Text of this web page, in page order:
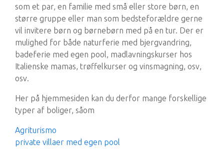
som et par, en familie med små eller store børn, en
større gruppe eller man som bedsteforældre gerne
vil invitere børn og børnebørn med på en tur. Der er
mulighed for både naturferie med bjergvandring,
badeferie med egen pool, madlavningskurser hos
Italienske mamas, trøffelkurser og vinsmagning, osv,
osv.
Her på hjemmesiden kan du derfor mange forskellige
typer af boliger, såom
Agriturismo
private villaer med egen pool